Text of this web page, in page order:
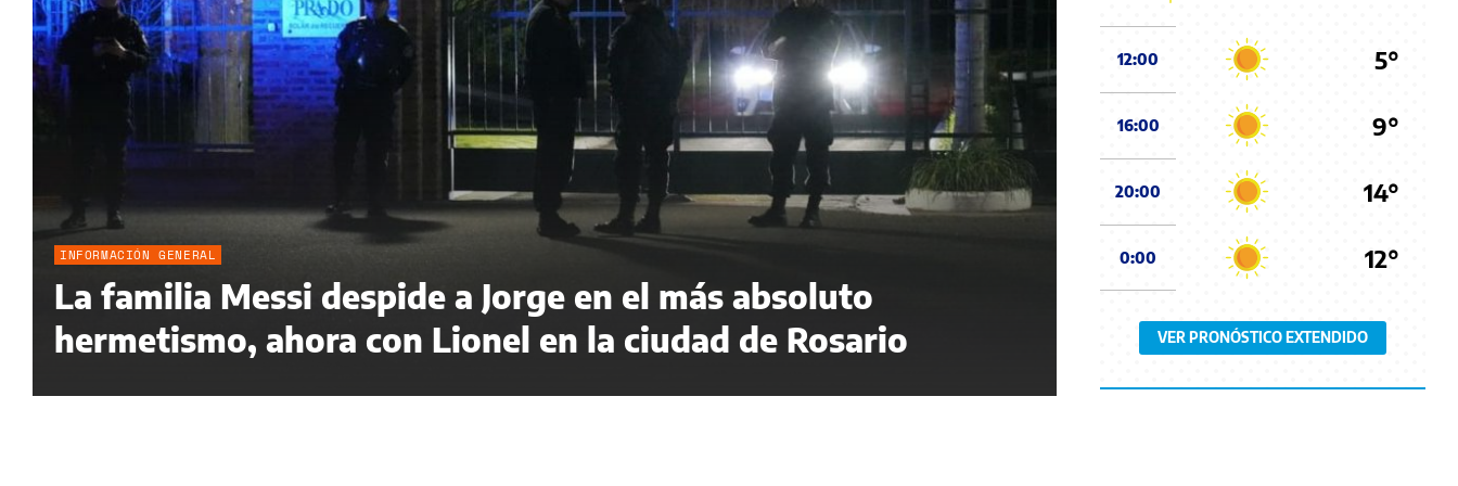
INFORMACIÓN GENERAL
La familia Messi despide a Jorge en el más absoluto
hermetismo, ahora con Lionel en la ciudad de Rosario
12:00 5°
16:00 9°
20:00 14°
0:00 12°
VER PRONÓSTICO EXTENDIDO